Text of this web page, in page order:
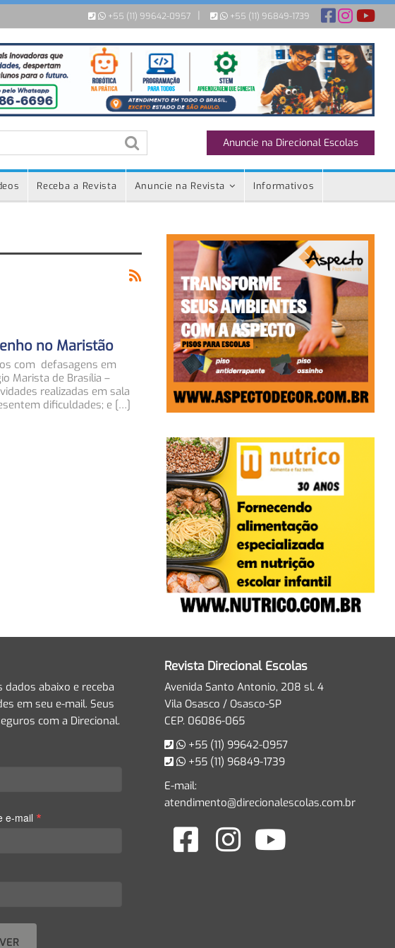
+55 (11) 99642-0957 +55 (11) 96849-1739
Anuncie na Direcional Escolas
Receba a Revista Anuncie na Revista Informativos
no Maristão
com defasagens em
Marista de Brasília –
realizadas em sala
dificuldades; e […]
dados abaixo e receba
em seu e-mail. Seus
com a Direcional.
e-mail *
Revista Direcional Escolas
Avenida Santo Antonio, 208 sl. 4
Vila Osasco / Osasco-SP
CEP. 06086-065
+55 (11) 99642-0957
+55 (11) 96849-1739
E-mail:
atendimento@direcionalescolas.com.br